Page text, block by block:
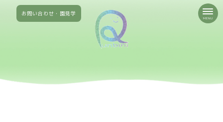
お問い合わせ・園見学
MENU